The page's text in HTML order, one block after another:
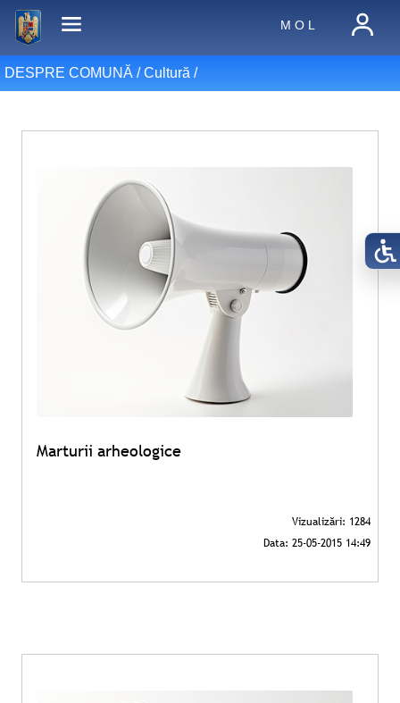
M O L
DESPRE COMUNĂ /Cultură /
Marturii arheologice